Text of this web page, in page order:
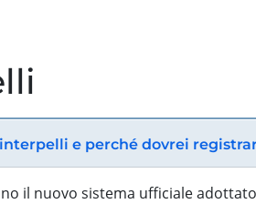
interpelli e perché dovrei
il nuovo sistema ufficiale